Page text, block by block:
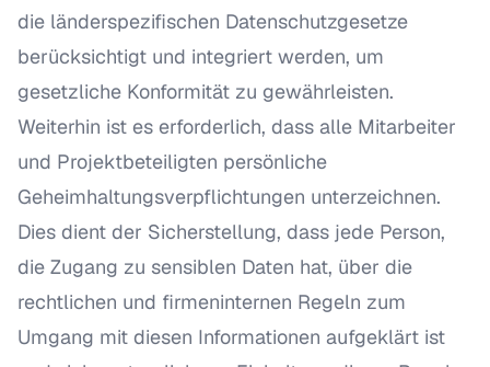
die länderspezifischen Datenschutzgesetze
berücksichtigt und integriert werden, um
gesetzliche Konformität zu gewährleisten.
Weiterhin ist es erforderlich, dass alle Mitarbeiter
und Projektbeteiligten persönliche
Geheimhaltungsverpflichtungen unterzeichnen.
Dies dient der Sicherstellung, dass jede Person,
die Zugang zu sensiblen Daten hat, über die
rechtlichen und firmeninternen Regeln zum
Umgang mit diesen Informationen aufgeklärt ist